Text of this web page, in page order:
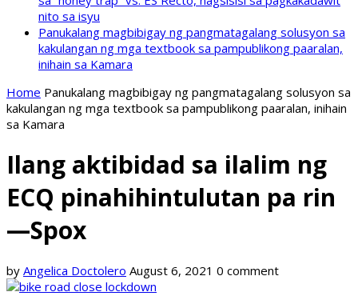
nito sa isyu
Panukalang magbibigay ng pangmatagalang solusyon sa
kakulangan ng mga textbook sa pampublikong paaralan,
inihain sa Kamara
Home Panukalang magbibigay ng pangmatagalang solusyon sa
kakulangan ng mga textbook sa pampublikong paaralan, inihain
sa Kamara
Ilang aktibidad sa ilalim ng
ECQ pinahihintulutan pa rin
—Spox
by Angelica Doctolero August 6, 2021 0 comment